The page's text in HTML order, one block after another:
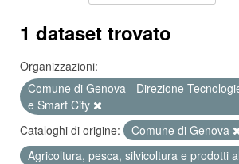
1 dataset trovato
Organizzazioni:
Comune di Genova - Direzione
e Smart City
Cataloghi di origine:
Comune di Genova
Agricoltura, pesca, silvicoltura e prodotti